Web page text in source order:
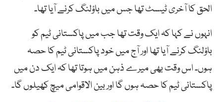
الحق کا آخری ٹیسٹ تھا جس میں باؤلنگ کرنے آیا تھا۔
انہوں نے کہا کہ ایک وقت تھا جب میں پاکستانی ٹیم کو
باؤلنگ کرنے آیا تھا اور آج میں خود پاکستانی ٹیم کا حصہ
ہوں۔ اس وقت بھی میرے ذہن میں ہوتا تھا کہ ایک دن میں
پاکستانی ٹیم کا حصہ ہوں گا اور بین الاقوامی میچ کھیلوں گا۔